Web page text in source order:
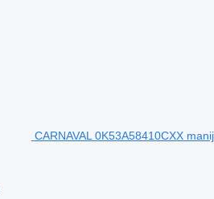
CARNAVAL 0K53A58410CXX